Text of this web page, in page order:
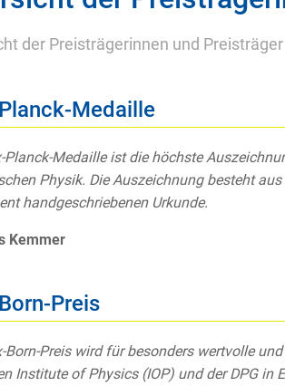
der Preisträgerinnen und Preisträger
Medaille
Planck-Medaille ist die höchste
Physik. Die Auszeichnung besteht
handgeschriebenen Urkunde.
Kemmer
Preis
Born-Preis wird für besonders wertvolle
Institute of Physics (IOP) und der DPG in